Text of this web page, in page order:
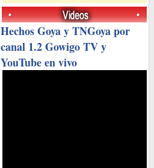
Hechos Goya y TNGoya por
canal 1.2 Gowigo TV y
YouTube en vivo